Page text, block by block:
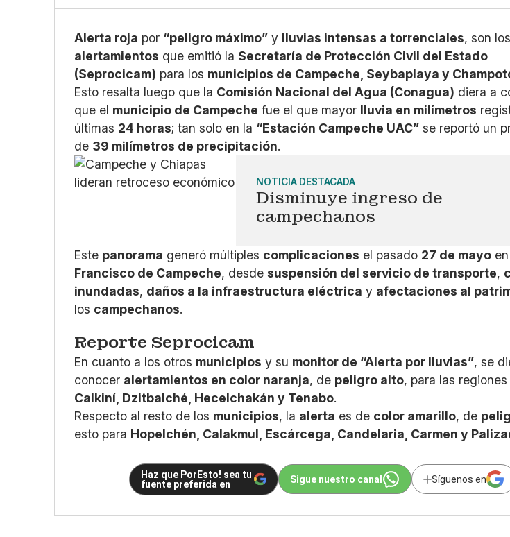
Whatsapp
Alerta roja por “peligro máximo” y lluvias intensas a torrenciales, son los
alertamientos que emitió la Secretaría de Protección Civil del Estado
(Seprocicam) para los municipios de Campeche, Seybaplaya y
Esto resalta luego que la Comisión Nacional del Agua (Conagua) diera a
que el municipio de Campeche fue el que mayor lluvia en milímetros
últimas 24 horas; tan solo en la “Estación Campeche UAC” se reportó un
de 39 milímetros de precipitación.
NOTICIA DESTACADA
Disminuye ingreso de
campechanos
Este panorama generó múltiples complicaciones el pasado 27 de mayo en
Francisco de Campeche, desde suspensión del servicio de transporte,
inundadas, daños a la infraestructura eléctrica y afectaciones al
los campechanos.
Reporte Seprocicam
En cuanto a los otros municipios y su monitor de “Alerta por lluvias”, se
conocer alertamientos en color naranja, de peligro alto, para las
Calkiní, Dzitbalché, Hecelchakán y Tenabo.
Respecto al resto de los municipios, la alerta es de color amarillo, de
esto para Hopelchén, Calakmul, Escárcega, Candelaria, Carmen y
Haz que PorEsto! sea tu
fuente preferida en
Sigue nuestro canal Síguenos en